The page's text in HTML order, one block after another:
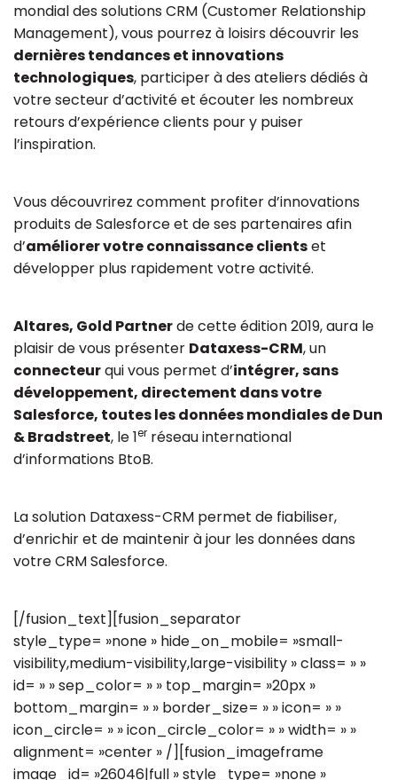
mondial des solutions CRM (Customer Relationship
Management), vous pourrez à loisirs découvrir les
dernières tendances et innovations
technologiques, participer à des ateliers dédiés à
votre secteur d’activité et écouter les nombreux
retours d’expérience clients pour y puiser
l’inspiration.
Vous découvrirez comment profiter d’innovations
produits de Salesforce et de ses partenaires afin
d’améliorer votre connaissance clientset
développer plus rapidement votre activité.
Altares, Gold Partnerde cette édition 2019, aura le
plaisir de vous présenter Dataxess-CRM, un
connecteurqui vous permet d’intégrer, sans
développement, directement dans votre
Salesforce, toutes les données mondiales de Dun
& Bradstreet, le 1er réseau international
d’informations BtoB.
La solution Dataxess-CRM permet de fiabiliser,
d’enrichir et de maintenir à jour les données dans
votre CRM Salesforce.
[/fusion_text][fusion_separator
style_type= »none » hide_on_mobile= »small-
visibility,medium-visibility,large-visibility » class= » »
id= » » sep_color= » » top_margin= »20px »
bottom_margin= » » border_size= » » icon= » »
icon_circle= » » icon_circle_color= » » width= » »
alignment= »center » /][fusion_imageframe
image_id= »26046|full » style_type= »none »